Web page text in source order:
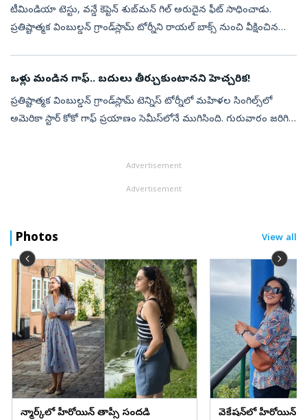
టీమిండియా టెస్టు, వ‌న్డే కెప్టెన్ శుబ్‌మ‌న్ గిల్ అరుదైన ఫీట్ సాధించాడు.
ప్ర‌తిష్టాత్మ‌క వింబుల్డ‌న్ గ్రాండ్‌స్లామ్ టోర్నీని రాయ‌ల్ బాక్స్ నుంచి వీక్షించిన
ఒళ్లు మండిన గాఫ్‌.. బదులు తీర్చుకుంటానని హెచ్చరిక!
ప్ర‌తిష్టాత్మ‌క వింబుల్డ‌న్ గ్రాండ్‌స్లామ్ టెన్నిస్ టోర్నీలో మ‌హిళ‌ల సింగిల్స్‌లో
అమెరికా స్టార్ కోకో గాఫ్ ప్ర‌యాణం సెమీస్‌లోనే ముగిసింది. గురువారం జ‌రిగిన
Advertisement
Advertisement
Photos View all
డెన్మార్క్‌లో హీరోయిన్ తాప్సీ సందడి
వెకేషన్‌లో హీరోయిన్